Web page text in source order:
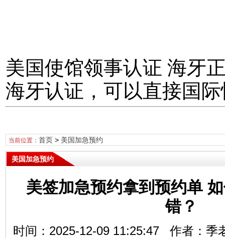
美国使馆领事认证 海牙
海牙认证，可以直接国
当前位置： 首页> 美国加急预约
美国加急预约
美签加急预约拿到预约单
错？
时间：2025-12-09 11:25:47 作者：